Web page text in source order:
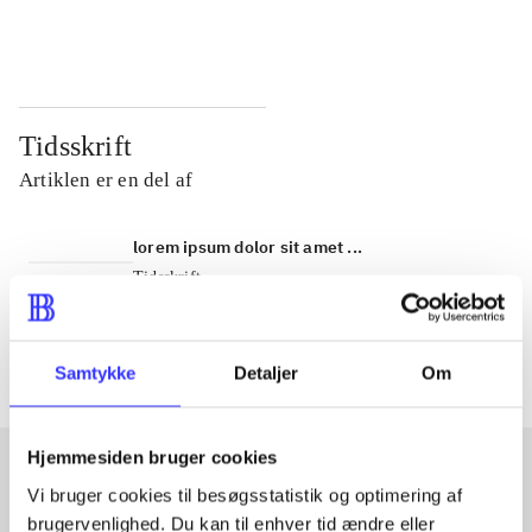
Samtykke Detaljer Om
Hjemmesiden bruger cookies
Vi bruger cookies til besøgsstatistik og optimering af
brugervenlighed. Du kan til enhver tid ændre eller
Tidsskrift
Artiklen er en del af
lorem ipsum dolor sit amet ...
Tidsskrift
Artiklerne i
Artikler med samme emner